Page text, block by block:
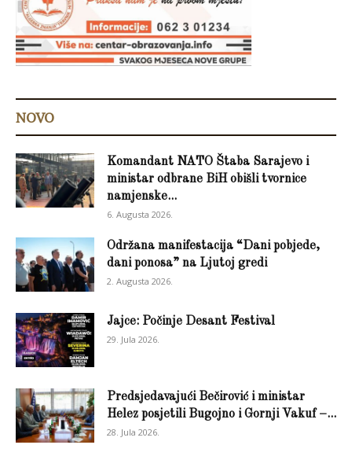
NOVO
Komandant NATO Štaba Sarajevo i
ministar odbrane BiH obišli tvornice
namjenske...
6. Augusta 2026.
Održana manifestacija “Dani pobjede,
dani ponosa” na Ljutoj gredi
2. Augusta 2026.
Jajce: Počinje Desant Festival
29. Jula 2026.
Predsjedavajući Bečirović i ministar
Helez posjetili Bugojno i Gornji Vakuf –...
28. Jula 2026.